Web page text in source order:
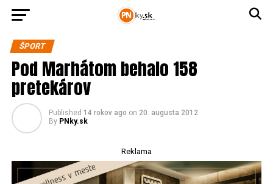
ŠPORT
Pod Marhátom behalo 158
pretekárov
Published 14 rokov ago on 20. augusta 2012
By PNky.sk
Reklama